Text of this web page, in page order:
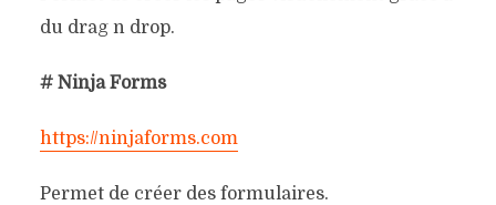
du drag n drop.
# Ninja Forms
https://ninjaforms.com
Permet de créer des formulaires.